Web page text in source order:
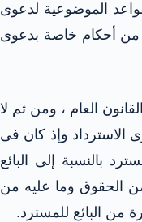
الموضوعية لدعوى
من أحكام خاصة بدعوى
العام ، ومن ثم لا
الاسترداد وإذ كان فى
بالنسبة إلى البائع
الحقوق وما عليه من
من البائع للمسترد.